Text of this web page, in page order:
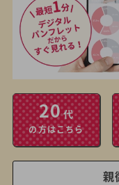
20代
の方はこちら
親